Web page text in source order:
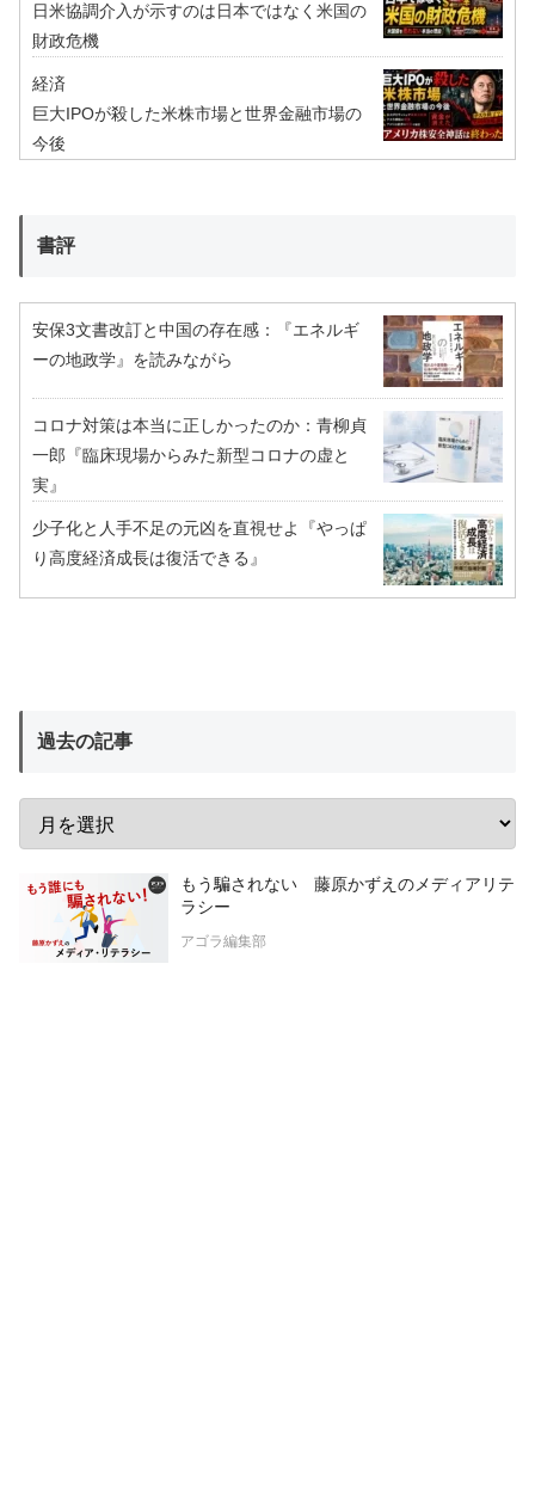
日米協調介入が示すのは日本ではなく米国の
財政危機
経済
巨大IPOが殺した米株市場と世界金融市場の
今後
書評
安保3文書改訂と中国の存在感：『エネルギ
ーの地政学』を読みながら
コロナ対策は本当に正しかったのか：青柳貞
一郎『臨床現場からみた新型コロナの虚と
実』
少子化と人手不足の元凶を直視せよ『やっぱ
り高度経済成長は復活できる』
過去の記事
もう騙されない 藤原かずえのメディアリテ
ラシー
アゴラ編集部